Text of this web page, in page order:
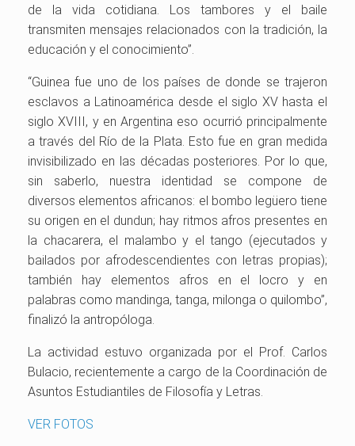
de la vida cotidiana. Los tambores y el baile
transmiten mensajes relacionados con la tradición, la
educación y el conocimiento”.
“Guinea fue uno de los países de donde se trajeron
esclavos a Latinoamérica desde el siglo XV hasta el
siglo XVIII, y en Argentina eso ocurrió principalmente
a través del Río de la Plata. Esto fue en gran medida
invisibilizado en las décadas posteriores. Por lo que,
sin saberlo, nuestra identidad se compone de
diversos elementos africanos: el bombo legüero tiene
su origen en el dundun; hay ritmos afros presentes en
la chacarera, el malambo y el tango (ejecutados y
bailados por afrodescendientes con letras propias);
también hay elementos afros en el locro y en
palabras como mandinga, tanga, milonga o quilombo”,
finalizó la antropóloga.
La actividad estuvo organizada por el Prof. Carlos
Bulacio, recientemente a cargo de la Coordinación de
Asuntos Estudiantiles de Filosofía y Letras.
VER FOTOS